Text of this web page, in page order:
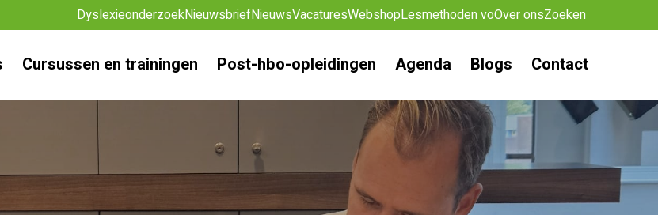
DyslexieonderzoekNieuwsbriefNieuwsVacaturesWebshopLesmethoden voOver onsZoeken
Cursussen en trainingen Post-hbo-opleidingen Agenda Blogs Contact